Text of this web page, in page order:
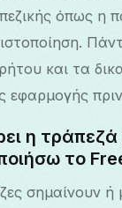
όπως η
και τα
εφαρμογής
η
το
σημαίνουν